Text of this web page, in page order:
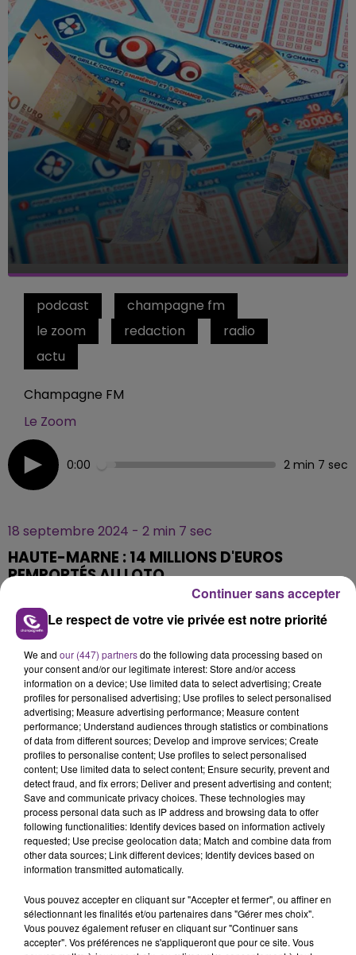
podcast
champagne fm
le zoom
redaction
radio
actu
Champagne FM
Le Zoom
0:00 2 min 7 sec
18 septembre 2024 - 2 min 7 sec
HAUTE-MARNE : 14 MILLIONS D'EUROS
REMPORTÉS AU LOTO
Chaque jour la rédaction CHAMPAGNE FM, vous
propose un ZOOM sur un sujet d'actualité. Rencontre
avec les personnalités qui font l'actu dans notre
région.
TITRES DIFFUSÉS
23h09
23h09
Le respect de votre vie privée est notre priorité
We and our (447) partnersdo the following data processing based on
your consent and/or our legitimate interest: Store and/or access
information on a device; Use limited data to select advertising; Create
profiles for personalised advertising; Use profiles to select personalised
advertising; Measure advertising performance; Measure content
performance; Understand audiences through statistics or combinations
of data from different sources; Develop and improve services; Create
profiles to personalise content; Use profiles to select personalised
content; Use limited data to select content; Ensure security, prevent and
detect fraud, and fix errors; Deliver and present advertising and content;
Save and communicate privacy choices. These technologies may
process personal data such as IP address and browsing data to offer
following functionalities: Identify devices based on information actively
requested; Use precise geolocation data; Match and combine data from
other data sources; Link different devices; Identify devices based on
information transmitted automatically.
Vous pouvez accepter en cliquant sur "Accepter et fermer", ou affiner en
sélectionnant les finalités et/ou partenaires dans "Gérer mes choix".
Vous pouvez également refuser en cliquant sur "Continuer sans
accepter". Vos préférences ne s'appliqueront que pour ce site. Vous
Continuer sans accepter